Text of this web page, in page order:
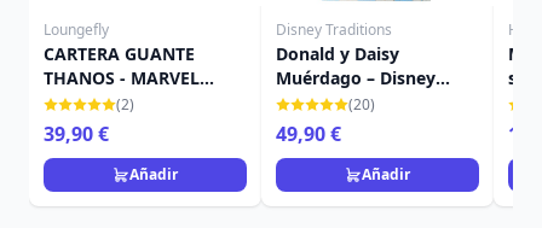
Loungefly
CARTERA GUANTE
THANOS - MARVEL
LOUNGEFLY
(2)
39,90 €
Añadir
Disney Traditions
Donald y Daisy
Muérdago – Disney
Traditions(20)
49,90 €
Añadir